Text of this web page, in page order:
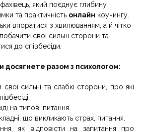
який поєднує глибину
та практичність онлайн коучингу.
впоратися з хвилюванням, а й чітко
свої сильні сторони та
до співбесіди.
досягнете разом з психологом:
сильні та слабкі сторони, про які
на типові питання.
що викликають страх, питання.
як відповісти на запитання про